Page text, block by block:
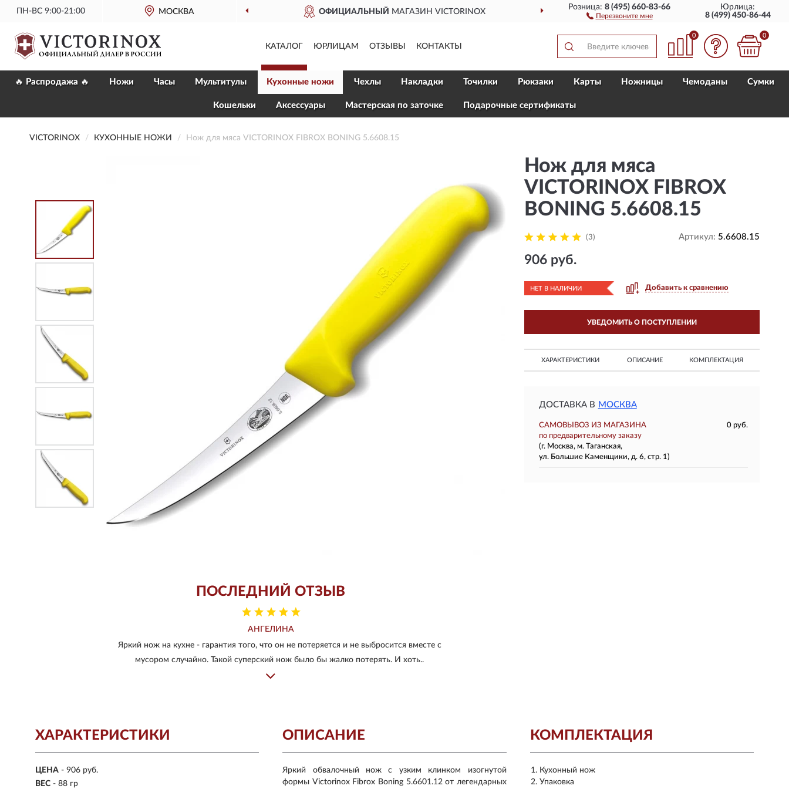
ПН-ВС 9:00-21:00 МОСКВА ОФИЦИАЛЬНЫЙМАГАЗИН VICTORINOX ДОСТАВИМ ПО ВСЕЙ РОССИИ
Розница:8 (495) 660-83-66
Перезвоните мне
Юрлица:
8 (499) 450-86-44
КАТАЛОГ ЮРЛИЦАМ ОТЗЫВЫ КОНТАКТЫ
0 0
🔥 Распродажа 🔥 Ножи Часы Мультитулы Кухонные ножи Чехлы Накладки Точилки Рюкзаки Карты Ножницы Чемоданы Сумки
Кошельки Aксессуары Мастерская по заточке Подарочные сертификаты
VICTORINOX КУХОННЫЕ НОЖИ Нож для мяса VICTORINOX FIBROX BONING 5.6608.15
ПОСЛЕДНИЙ ОТЗЫВ
АНГЕЛИНА
Яркий нож на кухне - гарантия того, что он не потеряется и не выбросится вместе с
мусором случайно. Такой суперский нож было бы жалко потерять. И хоть..
Нож для мяса
VICTORINOX FIBROX
BONING 5.6608.15
(3) Артикул: 5.6608.15
906 руб.
НЕТ В НАЛИЧИИ Добавить к сравнению
УВЕДОМИТЬ О ПОСТУПЛЕНИИ
ХАРАКТЕРИСТИКИ ОПИСАНИЕ КОМПЛЕКТАЦИЯ
ДОСТАВКА В МОСКВА
САМОВЫВОЗ ИЗ МАГАЗИНА
0 руб.
по предварительному заказу
(г. Москва, м. Таганская,
ул. Большие Каменщики, д. 6, стр. 1)
ХАРАКТЕРИСТИКИ
ЦЕНА - 906 руб.
ВЕС - 88 гр
КОМПЛЕКТАЦИЯ
Кухонный нож
Упаковка
ОПИСАНИЕ
Яркий обвалочный нож с узким клинком изогнутой
формы Victorinox Fibrox Boning 5.6601.12 от легендарных